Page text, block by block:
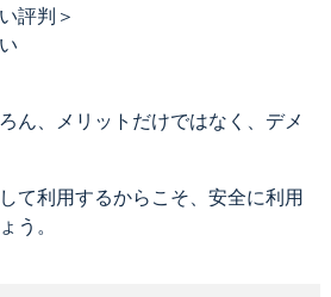
評判＞
ん、メリットだけではなく、デメ
て利用するからこそ、安全に利用
う。